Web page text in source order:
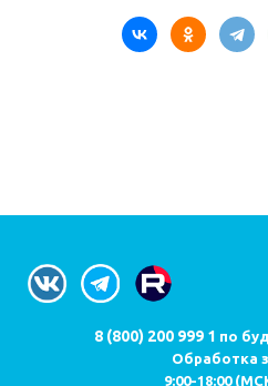
8 (800) 200 999 1 по
Обработка
9:00-18:00